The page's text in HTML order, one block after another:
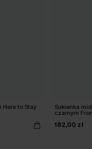
Here to Stay Sukienka
czarnym
182,00 zł